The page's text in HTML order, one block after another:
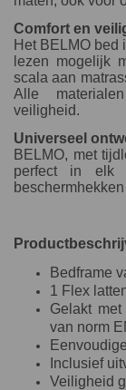
Comfort en
Het BELMO bed
lezen mogelijk
scala aan
Alle
veiligheid.
Universeel
BELMO, met
perfect in elk
Bedframe
1 Flex
Gelakt
van norm
Inclusief
Veiligheid